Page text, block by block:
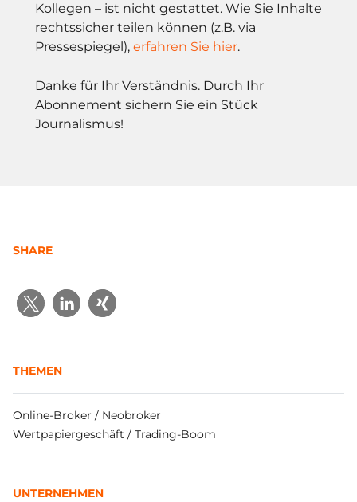
Kollegen – ist nicht gestattet. Wie Sie Inhalte
rechtssicher teilen können (z.B. via
Pressespiegel), erfahren Sie hier.
Danke für Ihr Verständnis. Durch Ihr
Abonnement sichern Sie ein Stück
Journalismus!
SHARE
THEMEN
Online-Broker / Neobroker
Wertpapiergeschäft / Trading-Boom
UNTERNEHMEN